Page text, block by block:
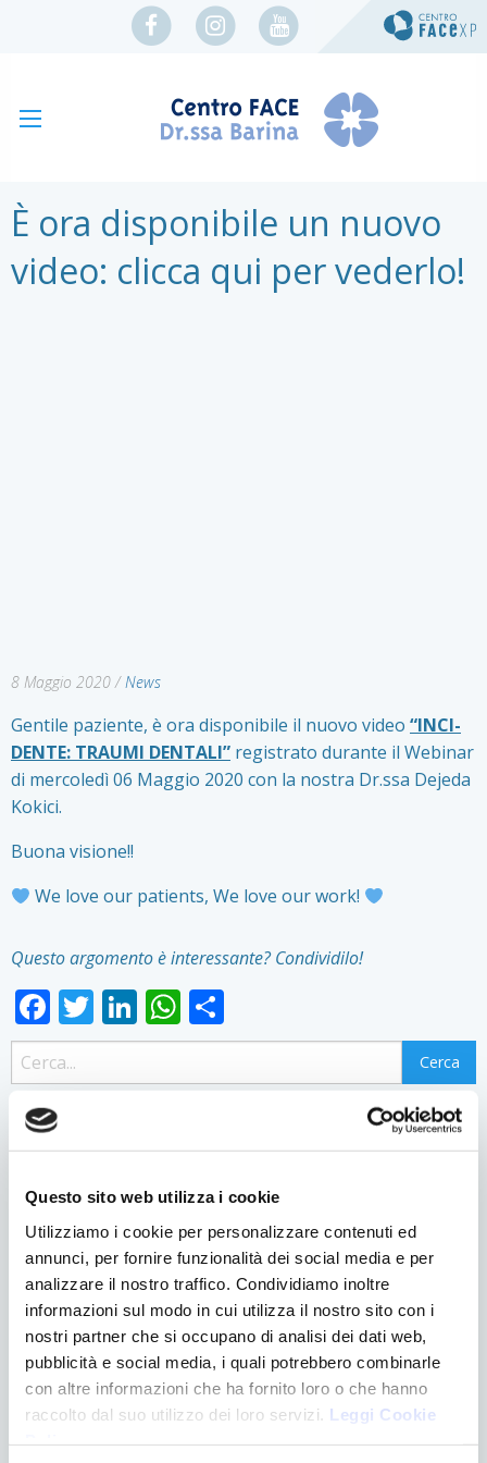
Questo sito web utilizza i cookie
Utilizziamo i cookie per personalizzare contenuti ed
annunci, per fornire funzionalità dei social media e per
analizzare il nostro traffico. Condividiamo inoltre
informazioni sul modo in cui utilizza il nostro sito con i
nostri partner che si occupano di analisi dei dati web,
pubblicità e social media, i quali potrebbero combinarle
con altre informazioni che ha fornito loro o che hanno
raccolto dal suo utilizzo dei loro servizi. Leggi Cookie
È ora disponibile un nuovo
video: clicca qui per vederlo!
8 Maggio 2020/News
Gentile paziente, è ora disponibile il nuovo video “INCI-
DENTE: TRAUMI DENTALI” registrato durante il Webinar
di mercoledì 06 Maggio 2020 con la nostra Dr.ssa Dejeda
Kokici.
Buona visione!!
We love our patients, We love our work!
Questo argomento è interessante? Condividilo!
Facebook
Twitter
LinkedIn
WhatsApp
CATEGORIE
Chirurgia
Denti e gravidanza
Eventi
Logopedia
News
Ortodonzia
Pedodonzia
Senza categoria
Trattamenti